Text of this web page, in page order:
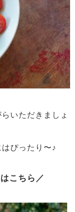
いただきましょ
ぴったり〜♪
こちら／